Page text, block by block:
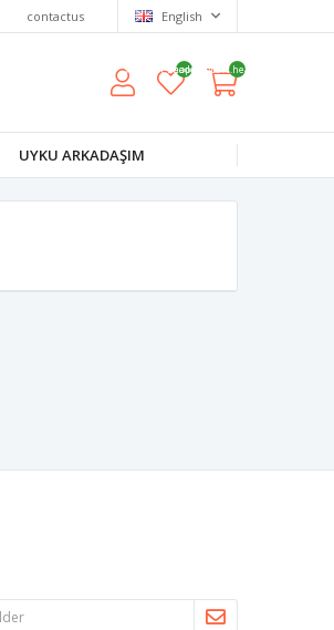
contactus English
wishlist.headerquantity
shoppingcart.headerquantity
UYKU ARKADAŞIM